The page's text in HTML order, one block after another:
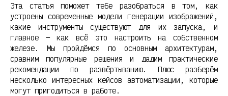
Эта статья поможет тебе разобраться в том, как
устроены современные модели генерации изображений,
какие инструменты существуют для их запуска, и
главное — как всё это настроить на собственном
железе. Мы пройдёмся по основным архитектурам,
сравним популярные решения и дадим практические
рекомендации по развёртыванию. Плюс разберём
несколько интересных кейсов автоматизации, которые
могут пригодиться в работе.